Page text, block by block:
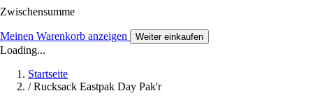
Zwischensumme
Meinen Warenkorb anzeigen Weiter einkaufen
Loading...
Startseite
/ Rucksack Eastpak Day Pak'r